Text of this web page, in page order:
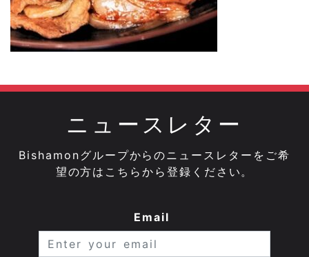
ニュースレター
Bishamonグループからのニュースレターをご希
望の方はこちらから登録ください。
Email